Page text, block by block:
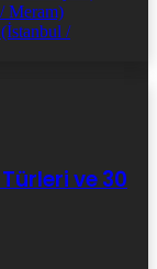
Meram)
/
ve 30